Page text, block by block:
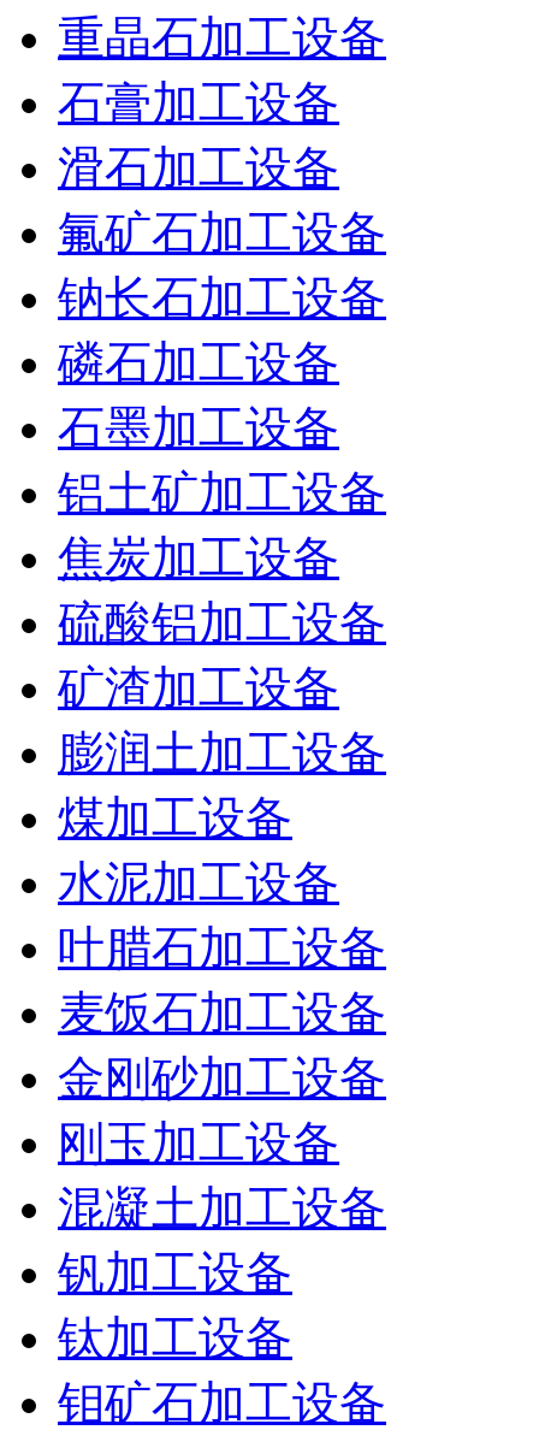
重晶石加工设备
石膏加工设备
滑石加工设备
氟矿石加工设备
钠长石加工设备
磷石加工设备
石墨加工设备
铝土矿加工设备
焦炭加工设备
硫酸铝加工设备
矿渣加工设备
膨润土加工设备
煤加工设备
水泥加工设备
叶腊石加工设备
麦饭石加工设备
金刚砂加工设备
刚玉加工设备
混凝土加工设备
钒加工设备
钛加工设备
钼矿石加工设备